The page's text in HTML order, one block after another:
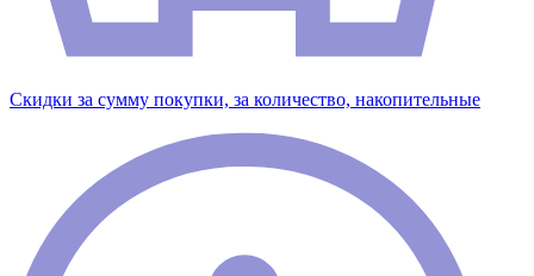
Скидки за сумму покупки, за количество, накопительные